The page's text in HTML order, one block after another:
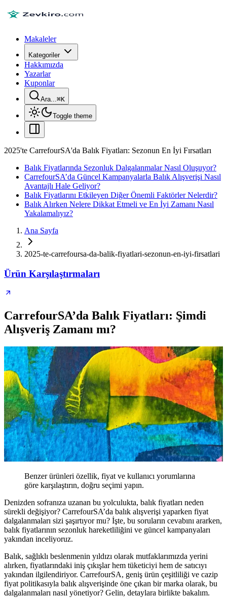
Makaleler
Kategoriler
Hakkımızda
Yazarlar
Kuponlar
Ara...⌘K
Toggle theme
2025'te CarrefourSA'da Balık Fiyatları: Sezonun En İyi Fırsatları
Balık Fiyatlarında Sezonluk Dalgalanmalar Nasıl Oluşuyor?
CarrefourSA’da Güncel Kampanyalarla Balık Alışverişi Nasıl
Avantajlı Hale Geliyor?
Balık Fiyatlarını Etkileyen Diğer Önemli Faktörler Nelerdir?
Balık Alırken Nelere Dikkat Etmeli ve En İyi Zamanı Nasıl
Yakalamalıyız?
Ana Sayfa
2025-te-carrefoursa-da-balik-fiyatlari-sezonun-en-iyi-firsatlari
Ürün Karşılaştırmaları
CarrefourSA’da Balık Fiyatları: Şimdi
Alışveriş Zamanı mı?
Benzer ürünleri özellik, fiyat ve kullanıcı yorumlarına
göre karşılaştırın, doğru seçimi yapın.
Denizden sofranıza uzanan bu yolculukta, balık fiyatları neden
sürekli değişiyor? CarrefourSA’da balık alışverişi yaparken fiyat
dalgalanmaları sizi şaşırtıyor mu? İşte, bu soruların cevabını ararken,
balık fiyatlarının sezonluk hareketliliğini ve güncel kampanyaları
yakından inceliyoruz.
Balık, sağlıklı beslenmenin yıldızı olarak mutfaklarımızda yerini
alırken, fiyatlarındaki iniş çıkışlar hem tüketiciyi hem de satıcıyı
yakından ilgilendiriyor. CarrefourSA, geniş ürün çeşitliliği ve cazip
fiyat politikasıyla balık alışverişinde öne çıkan bir marka olarak, bu
dalgalanmaları nasıl yönetiyor? Gelin, detaylara birlikte bakalım.